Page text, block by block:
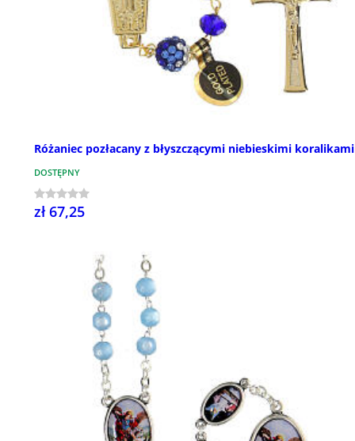
Różaniec pozłacany z błyszczącymi niebieskimi
DOSTĘPNY
zł 67,25